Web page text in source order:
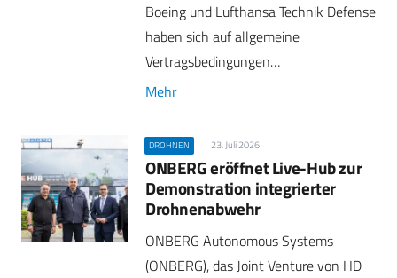
Boeing und Lufthansa Technik Defense
haben sich auf allgemeine
Vertragsbedingungen…
Mehr
DROHNEN 23. Juli 2026
ONBERG eröffnet Live-Hub zur
Demonstration integrierter
Drohnenabwehr
ONBERG Autonomous Systems
(ONBERG), das Joint Venture von HD